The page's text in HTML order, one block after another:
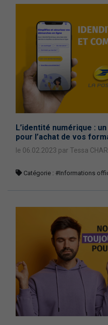
L’identité numérique :
pour l’achat de vos
le 06.02.2023 par Tessa
Catégorie : #Informations